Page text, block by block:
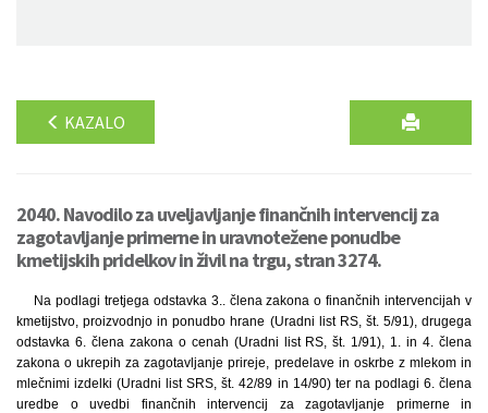
KAZALO
2040. Navodilo za uveljavljanje finančnih intervencij za
zagotavljanje primerne in uravnotežene ponudbe
kmetijskih pridelkov in živil na trgu, stran 3274.
Na podlagi tretjega odstavka 3.. člena zakona o finančnih intervencijah v
kmetijstvo, proizvodnjo in ponudbo hrane (Uradni list RS, št. 5/91), drugega
odstavka 6. člena zakona o cenah (Uradni list RS, št. 1/91), 1. in 4. člena
zakona o ukrepih za zagotavljanje prireje, predelave in oskrbe z mlekom in
mlečnimi izdelki (Uradni list SRS, št. 42/89 in 14/90) ter na podlagi 6. člena
uredbe o uvedbi finančnih intervencij za zagotavljanje primerne in